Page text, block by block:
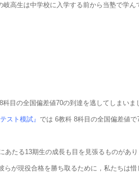
高生は中学校に入学する前から当塾で学ん
目の全国偏差値70の到達を逃してしまいま
スト模試』 では 6教科 8科目の全国偏差値で
あたる13期生の成長も目を見張るものがあり
が現役合格を勝ち取るために，私たちは惜